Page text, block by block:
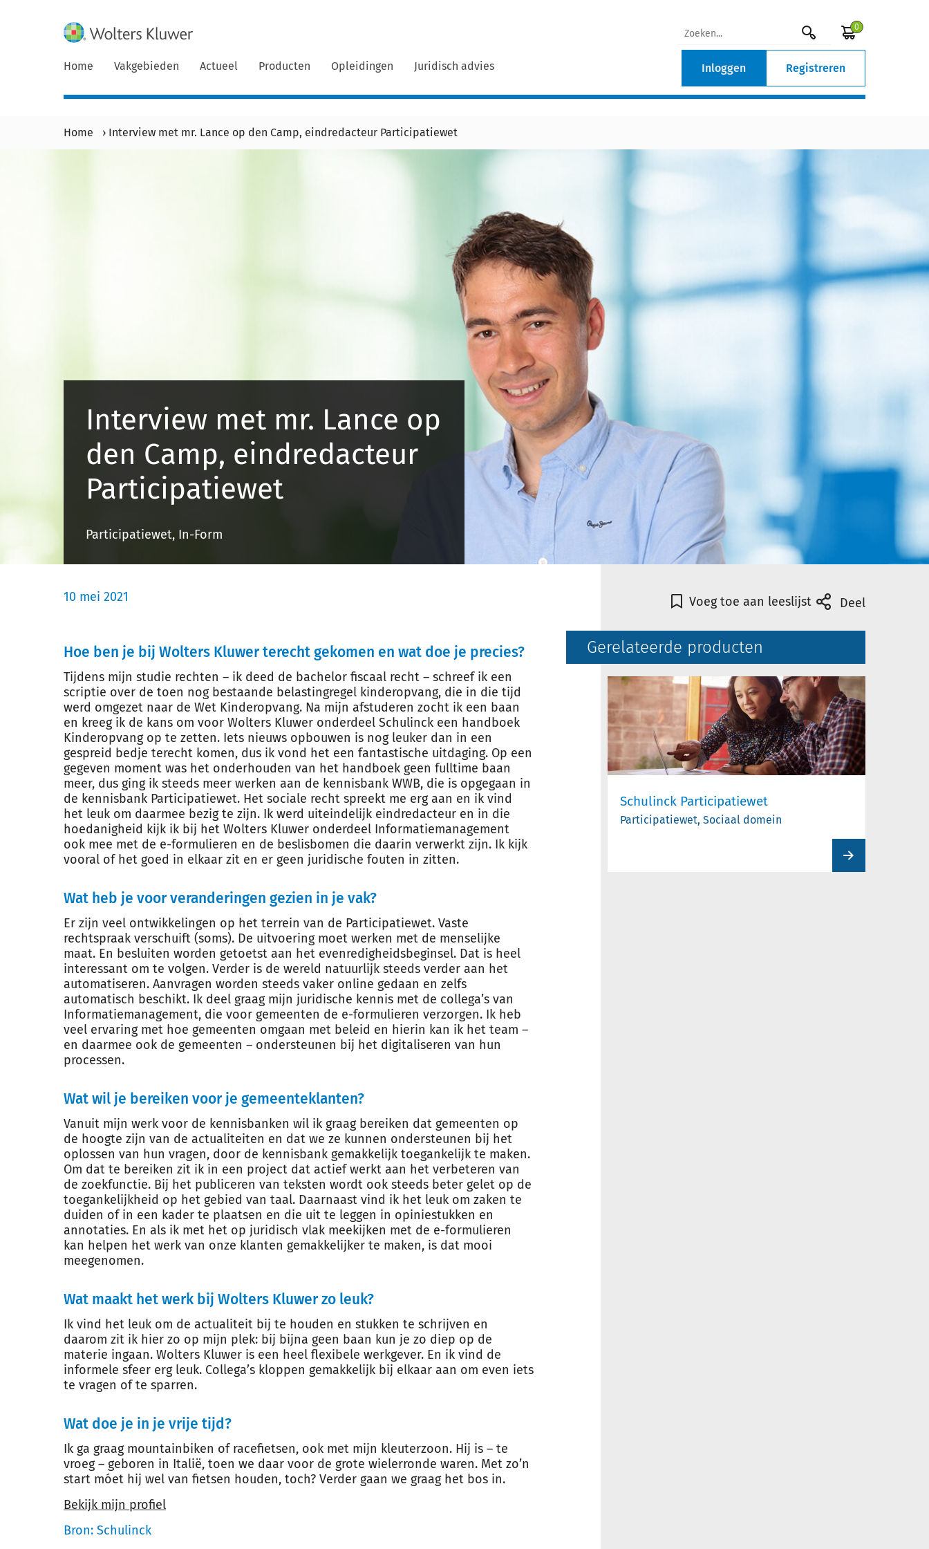
0
Home Vakgebieden Actueel Producten Opleidingen Juridisch advies Inloggen Registreren
Home › Interview met mr. Lance op den Camp, eindredacteur Participatiewet
Interview met mr. Lance op
den Camp, eindredacteur
Participatiewet
Participatiewet, In-Form
10 mei 2021
Hoe ben je bij Wolters Kluwer terecht gekomen en wat doe je precies?
Tijdens mijn studie rechten – ik deed de bachelor fiscaal recht – schreef ik een
scriptie over de toen nog bestaande belastingregel kinderopvang, die in die tijd
werd omgezet naar de Wet Kinderopvang. Na mijn afstuderen zocht ik een baan
en kreeg ik de kans om voor Wolters Kluwer onderdeel Schulinck een handboek
Kinderopvang op te zetten. Iets nieuws opbouwen is nog leuker dan in een
gespreid bedje terecht komen, dus ik vond het een fantastische uitdaging. Op een
gegeven moment was het onderhouden van het handboek geen fulltime baan
meer, dus ging ik steeds meer werken aan de kennisbank WWB, die is opgegaan in
de kennisbank Participatiewet. Het sociale recht spreekt me erg aan en ik vind
het leuk om daarmee bezig te zijn. Ik werd uiteindelijk eindredacteur en in die
hoedanigheid kijk ik bij het Wolters Kluwer onderdeel Informatiemanagement
ook mee met de e-formulieren en de beslisbomen die daarin verwerkt zijn. Ik kijk
vooral of het goed in elkaar zit en er geen juridische fouten in zitten.
Wat heb je voor veranderingen gezien in je vak?
Er zijn veel ontwikkelingen op het terrein van de Participatiewet. Vaste
rechtspraak verschuift (soms). De uitvoering moet werken met de menselijke
maat. En besluiten worden getoetst aan het evenredigheidsbeginsel. Dat is heel
interessant om te volgen. Verder is de wereld natuurlijk steeds verder aan het
automatiseren. Aanvragen worden steeds vaker online gedaan en zelfs
automatisch beschikt. Ik deel graag mijn juridische kennis met de collega’s van
Informatiemanagement, die voor gemeenten de e-formulieren verzorgen. Ik heb
veel ervaring met hoe gemeenten omgaan met beleid en hierin kan ik het team –
en daarmee ook de gemeenten – ondersteunen bij het digitaliseren van hun
processen.
Wat wil je bereiken voor je gemeenteklanten?
Vanuit mijn werk voor de kennisbanken wil ik graag bereiken dat gemeenten op
de hoogte zijn van de actualiteiten en dat we ze kunnen ondersteunen bij het
oplossen van hun vragen, door de kennisbank gemakkelijk toegankelijk te maken.
Om dat te bereiken zit ik in een project dat actief werkt aan het verbeteren van
de zoekfunctie. Bij het publiceren van teksten wordt ook steeds beter gelet op de
toegankelijkheid op het gebied van taal. Daarnaast vind ik het leuk om zaken te
duiden of in een kader te plaatsen en die uit te leggen in opiniestukken en
annotaties. En als ik met het op juridisch vlak meekijken met de e-formulieren
kan helpen het werk van onze klanten gemakkelijker te maken, is dat mooi
meegenomen.
Wat maakt het werk bij Wolters Kluwer zo leuk?
Ik vind het leuk om de actualiteit bij te houden en stukken te schrijven en
daarom zit ik hier zo op mijn plek: bij bijna geen baan kun je zo diep op de
materie ingaan. Wolters Kluwer is een heel flexibele werkgever. En ik vind de
informele sfeer erg leuk. Collega’s kloppen gemakkelijk bij elkaar aan om even iets
te vragen of te sparren.
Wat doe je in je vrije tijd?
Ik ga graag mountainbiken of racefietsen, ook met mijn kleuterzoon. Hij is – te
vroeg – geboren in Italië, toen we daar voor de grote wielerronde waren. Met zo’n
start móet hij wel van fietsen houden, toch? Verder gaan we graag het bos in.
Bekijk mijn profiel
Bron: Schulinck
Voeg toe aan leeslijst Deel
Gerelateerde producten
Schulinck Participatiewet
Participatiewet, Sociaal domein
product